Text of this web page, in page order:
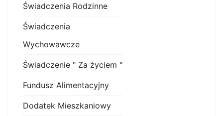
Świadczenia Rodzinne
Świadczenia
Wychowawcze
Świadczenie " Za życiem "
Fundusz Alimentacyjny
Dodatek Mieszkaniowy